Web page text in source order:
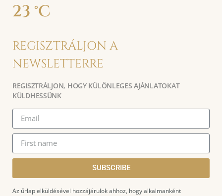
23 °C
REGISZTRÁLJON A
NEWSLETTERRE
REGISZTRÁLJON, HOGY KÜLÖNLEGES AJÁNLATOKAT
KÜLDHESSÜNK
SUBSCRIBE
Az űrlap elküldésével hozzájárulok ahhoz, hogy alkalmanként